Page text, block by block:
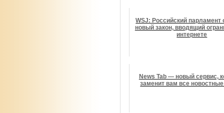
WSJ: Российский парламент
новый закон, вводящий
интернете
News Tab — новый сервис,
заменит вам все